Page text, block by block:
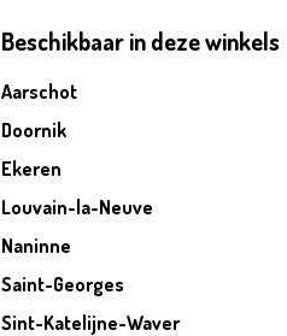
Beschikbaar in deze winkels
Aarschot
Doornik
Ekeren
Louvain-la-Neuve
Naninne
Saint-Georges
Sint-Katelijne-Waver